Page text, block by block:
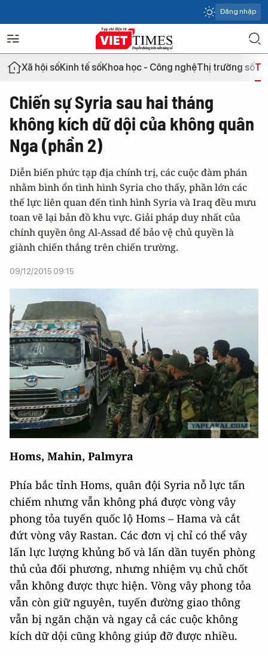
Đăng nhập
Xã hội sốKinh tế sốKhoa học - Công nghệThị trường số
Chiến sự Syria sau hai tháng
không kích dữ dội của không quân
Nga (phần 2)
Diễn biến phức tạp địa chính trị, các cuộc đàm phán
nhằm bình ổn tình hình Syria cho thấy, phần lớn các
thế lực liên quan đến tình hình Syria và Iraq đều mưu
toan vẽ lại bản đồ khu vực. Giải pháp duy nhất của
chính quyền ông Al-Assad để bảo vệ chủ quyền là
giành chiến thắng trên chiến trường.
09/12/2015 09:15
Homs, Mahin, Palmyra
Phía bắc tỉnh Homs, quân đội Syria nỗ lực tấn
chiếm nhưng vẫn không phá được vòng vây
phong tỏa tuyến quốc lộ Homs – Hama và cắt
đứt vòng vây Rastan. Các đơn vị chỉ có thể vây
lấn lực lượng khủng bố và lấn dần tuyến phòng
thủ của đối phương, nhưng nhiệm vụ chủ chốt
vẫn không được thực hiện. Vòng vây phong tỏa
vẫn còn giữ nguyên, tuyến đường giao thông
vẫn bị ngăn chặn và ngay cả các cuộc không
kích dữ dội cũng không giúp đỡ được nhiều.